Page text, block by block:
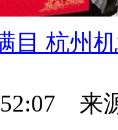
目 杭州
来